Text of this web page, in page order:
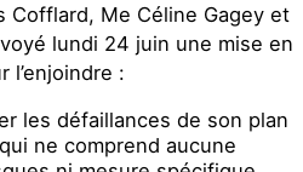
Cofflard, Me Céline Gagey et
lundi 24 juin une mise en
l’enjoindre :
les défaillances de son plan
ne comprend aucune